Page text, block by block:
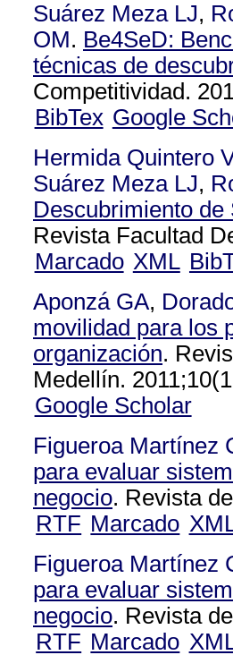
Suárez Meza LJ,
OM. Be4SeD:
técnicas de
Competitividad.
BibTex Google
Hermida Quintero
Suárez Meza LJ,
Descubrimiento
Revista Facultad
Marcado XML
Aponzá GA,
movilidad para los
organización.
Medellín.
Google Scholar
Figueroa Martínez
para evaluar
negocio. Revista
RTF Marcado
Figueroa Martínez
para evaluar
negocio. Revista
RTF Marcado